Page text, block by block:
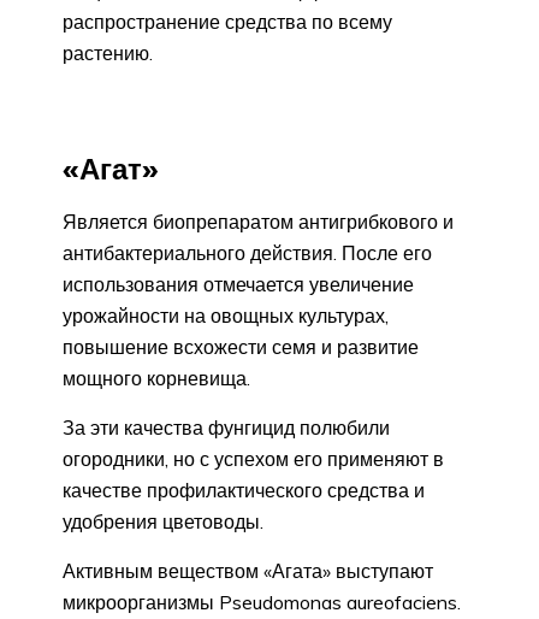
распространение средства по всему
растению.
«Агат»
Является биопрепаратом антигрибкового и
антибактериального действия. После его
использования отмечается увеличение
урожайности на овощных культурах,
повышение всхожести семя и развитие
мощного корневища.
За эти качества фунгицид полюбили
огородники, но с успехом его применяют в
качестве профилактического средства и
удобрения цветоводы.
Активным веществом «Агата» выступают
микроорганизмы Pseudomonas aureofaciens.